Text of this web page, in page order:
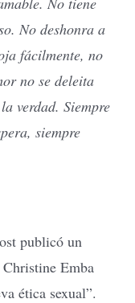
No deshonra a
fácilmente, no
no se deleita
verdad. Siempre
siempre
publicó un
Emba
ética sexual”.